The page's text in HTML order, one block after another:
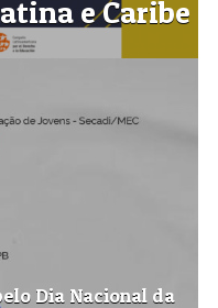
e Caribe
Dia Nacional da